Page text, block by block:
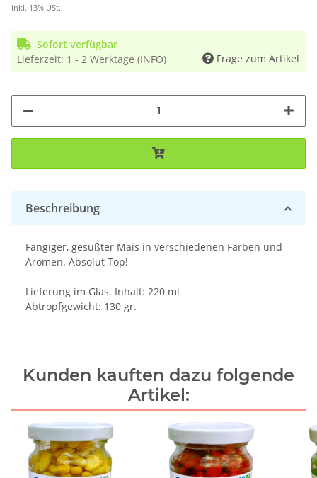
inkl. 13% USt.
Sofort verfügbar
Lieferzeit: 1 - 2 Werktage (INFO) Frage zum Artikel
Beschreibung
Fängiger, gesüßter Mais in verschiedenen Farben und
Aromen. Absolut Top!
Lieferung im Glas. Inhalt: 220 ml
Abtropfgewicht: 130 gr.
Kunden kauften dazu folgende
Artikel: